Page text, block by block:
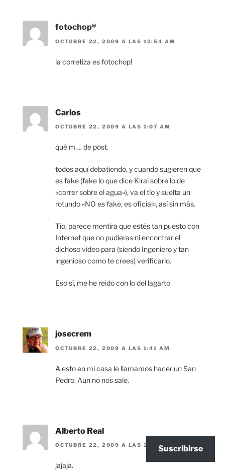
fotochop®
OCTUBRE 22, 2009 A LAS 12:54 AM
la corretiza es fotochop!
Carlos
OCTUBRE 22, 2009 A LAS 1:07 AM
qué m…. de post.
todos aquí debatiendo, y cuando sugieren que
es fake (fake lo que dice Kirai sobre lo de
«correr sobre el agua»), va el tío y suelta un
rotundo «NO es fake, es oficial», así sin más.
Tio, parece mentira que estés tan puesto con
Internet que no pudieras ni encontrar el
dichoso vídeo para (siendo Ingeniero y tan
ingenioso como te crees) verificarlo.
Eso sí, me he reido con lo del lagarto
josecrem
OCTUBRE 22, 2009 A LAS 1:41 AM
A esto en mi casa le llamamos hacer un San
Pedro. Aun no nos sale.
Alberto Real
OCTUBRE 22, 2009 A LAS 2:03 AM
jajaja.
Suscribirse